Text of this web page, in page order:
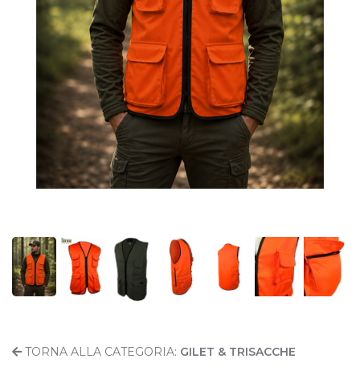
TORNA ALLA CATEGORIA: GILET & TRISACCHE